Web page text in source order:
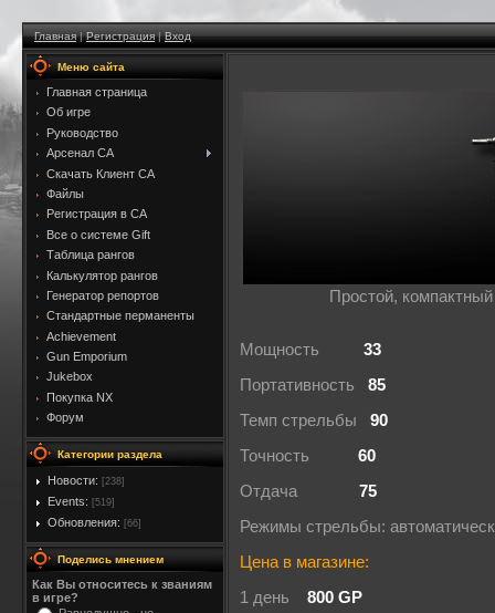
Главная|Регистрация|Вход
Меню сайта
Главная страница
Об игре
Руководство
Арсенал CA
Скачать Клиент CA
Файлы
Регистрация в CA
Все о системе Gift
Таблица рангов
Калькулятор рангов
Генератор репортов
Стандартные перманенты
Achievement
Gun Emporium
Jukebox
Покупка NX
Форум
Категории раздела
Новости: [238]
Events: [519]
Обновления: [66]
Поделись мнением
Как Вы относитесь к званиям
в игре?
Простой,
Мощность 33
Портативность 85
Темп стрельбы 90
Точность 60
Отдача 75
Режимы стрельбы:
Цена в магазине:
1 день
800 GP